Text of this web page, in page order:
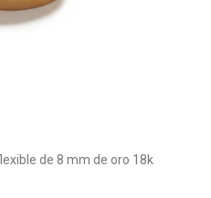
de 8 mm de oro 18k